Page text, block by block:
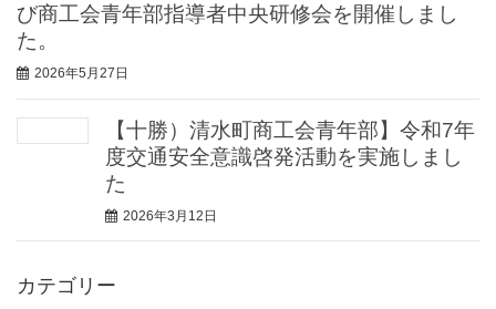
び商工会青年部指導者中央研修会を開催しまし
た。
2026年5月27日
【十勝）清水町商工会青年部】令和7年
度交通安全意識啓発活動を実施しまし
た
2026年3月12日
カテゴリー